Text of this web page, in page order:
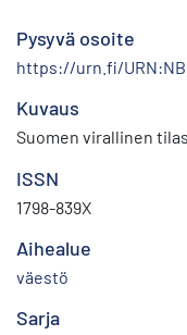
Pysyvä osoite
https://urn.fi/
Kuvaus
Suomen virallinen
ISSN
1798-839X
Aihealue
väestö
Sarja